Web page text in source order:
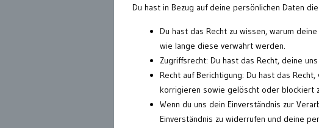
Du hast in Bezug auf deine persönlichen Daten
Du hast das Recht zu wissen, warum
wie lange diese verwahrt werden.
Zugriffsrecht: Du hast das Recht, deine
Recht auf Berichtigung: Du hast das
korrigieren sowie gelöscht oder blockiert
Wenn du uns dein Einverständnis zur
Einverständnis zu widerrufen und deine